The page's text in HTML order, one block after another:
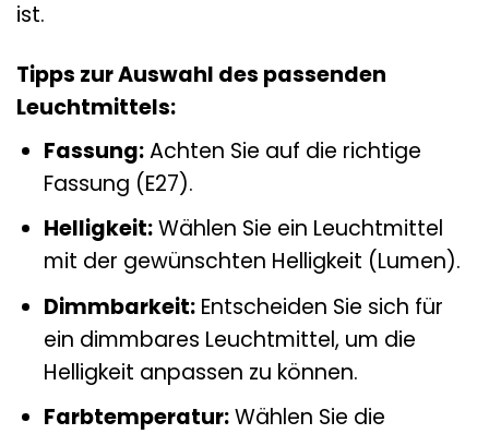
ist.
Tipps zur Auswahl des passenden
Leuchtmittels:
Fassung:Achten Sie auf die richtige
Fassung (E27).
Helligkeit:Wählen Sie ein Leuchtmittel
mit der gewünschten Helligkeit (Lumen).
Dimmbarkeit:Entscheiden Sie sich für
ein dimmbares Leuchtmittel, um die
Helligkeit anpassen zu können.
Farbtemperatur:Wählen Sie die